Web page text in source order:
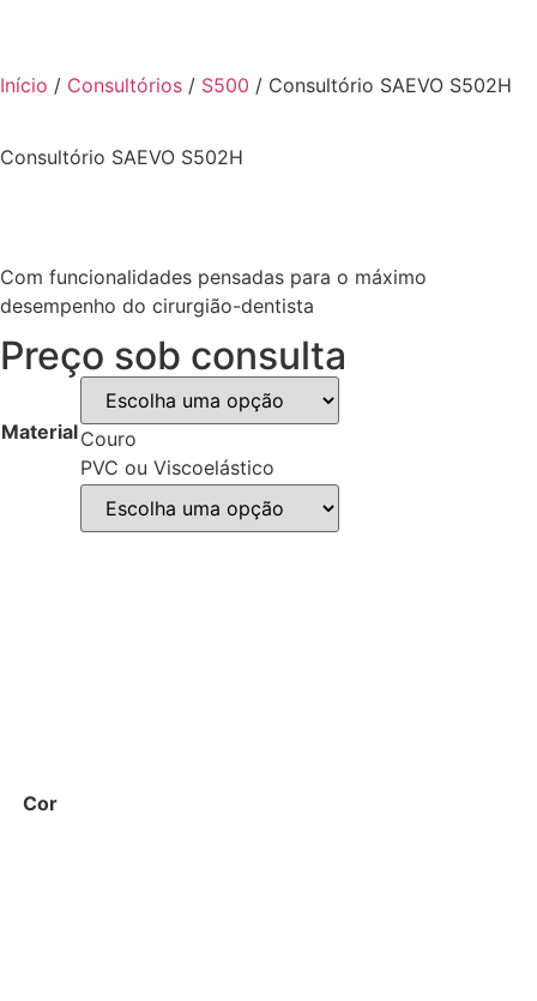
Início / Consultórios / S500 / Consultório SAEVO S502H
Consultório SAEVO S502H
Com funcionalidades pensadas para o máximo
desempenho do cirurgião-dentista
Preço sob consulta
MaterialCouro
PVC ou Viscoelástico
Cor